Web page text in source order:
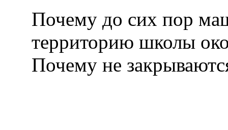
Почему до сих пор
территорию школы
Почему не